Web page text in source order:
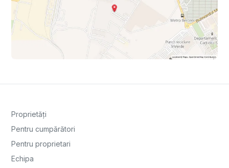
Proprietăți
Pentru cumpărători
Pentru proprietari
Echipa